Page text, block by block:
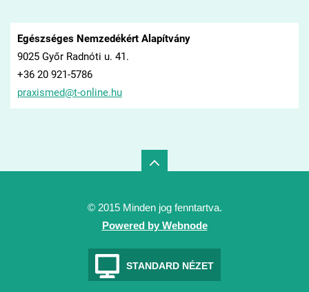
Egészséges Nemzedékért Alapítvány
9025 Győr Radnóti u. 41.
+36 20 921-5786
praxismed@t-online.hu
© 2015 Minden jog fenntartva.
Powered by Webnode
STANDARD NÉZET